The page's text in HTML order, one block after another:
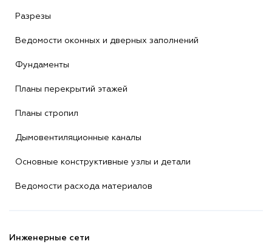
Разрезы
Ведомости оконных и дверных заполнений
Фундаменты
Планы перекрытий этажей
Планы стропил
Дымовентиляционные каналы
Основные конструктивные узлы и детали
Ведомости расхода материалов
Инженерные сети